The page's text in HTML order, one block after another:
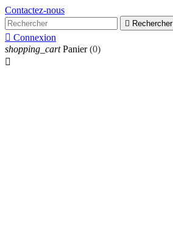
Contactez-nous
 Rechercher
 Connexion
shopping_cart Panier (0)
